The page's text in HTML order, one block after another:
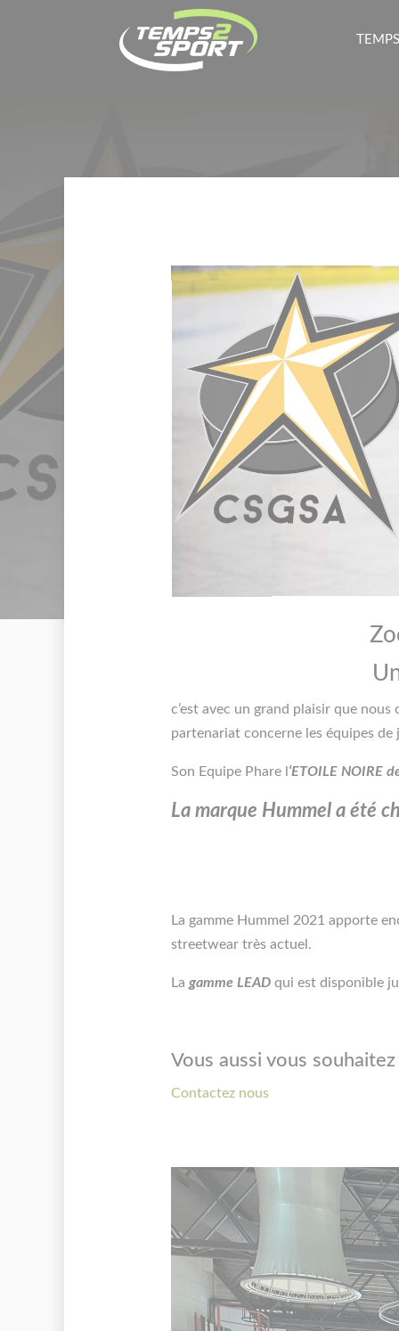
c’est avec un grand plaisir que
partenariat concerne les équipes
Son Equipe Phare l‘ETOILE NOIRE
La marque Hummel a été
La gamme Hummel 2021 apporte
streetwear très actuel.
La gamme LEAD qui est disponible
Vous aussi vous
Contactez nous